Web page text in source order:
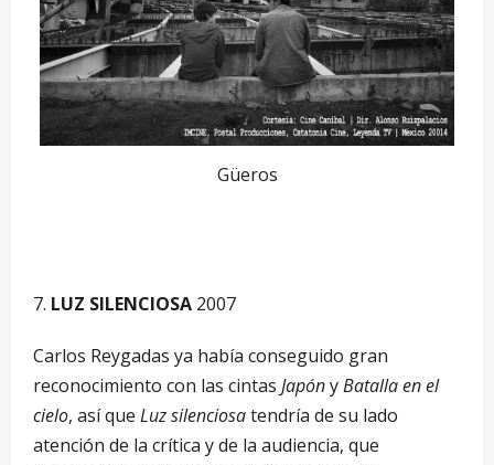
Güeros
LUZ SILENCIOSA 2007
Carlos Reygadas ya había conseguido gran
reconocimiento con las cintas JapónyBatalla en el
cielo, así que Luz silenciosatendría de su lado
atención de la crítica y de la audiencia, que